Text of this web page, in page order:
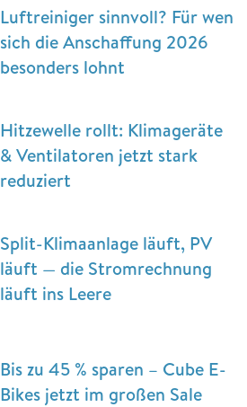
Luftreiniger sinnvoll? Für wen
sich die Anschaffung 2026
besonders lohnt
Hitzewelle rollt: Klimageräte
& Ventilatoren jetzt stark
reduziert
Split-Klimaanlage läuft, PV
läuft — die Stromrechnung
läuft ins Leere
Bis zu 45 % sparen – Cube E-
Bikes jetzt im großen Sale